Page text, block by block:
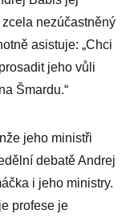
nezúčastněný
asistuje: „Chci
jeho vůli
Šmardu.“
jeho ministři
debatě Andrej
i jeho ministry.
profese je